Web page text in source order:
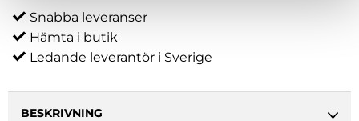
Snabba leveranser
Hämta i butik
Ledande leverantör i Sverige
BESKRIVNING